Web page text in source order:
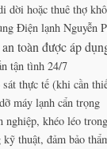
hoặc thuê thợ
Điện lạnh Nguyễn
toàn được áp
tận tình 24/7
thực tế (khi cần
máy lạnh cẩn trọng
nghiệp, khéo léo
thuật, đảm bảo